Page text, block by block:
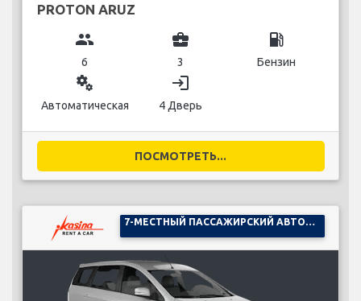
PROTON ARUZ
group
6
business_center
3
local_gas_station
Бензин
miscellaneous_services
Автоматическая
login
4 Дверь
ПОСМОТРЕТЬ...